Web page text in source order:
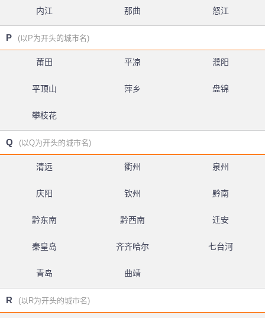
内江 那曲 怒江
P (以P为开头的城市名)
莆田 平凉 濮阳
平顶山 萍乡 盘锦
攀枝花
Q (以Q为开头的城市名)
清远 衢州 泉州
庆阳 钦州 黔南
黔东南 黔西南 迁安
秦皇岛 齐齐哈尔 七台河
青岛 曲靖
R (以R为开头的城市名)